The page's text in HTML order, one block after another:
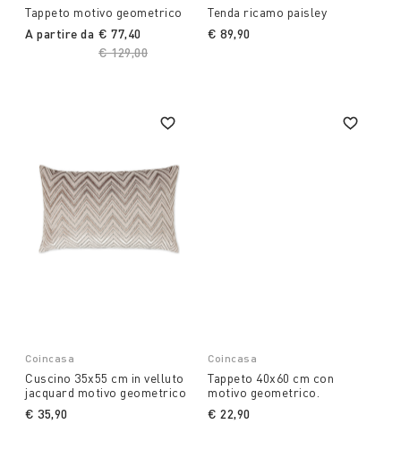
Tappeto motivo geometrico
A partire da
Price reduced from
€ 129,00
€ 77,40
Tenda ricamo paisley
€ 89,90
Coincasa
Cuscino 35x55 cm in velluto
jacquard motivo geometrico
€ 35,90
Coincasa
Tappeto 40x60 cm con
motivo geometrico.
€ 22,90